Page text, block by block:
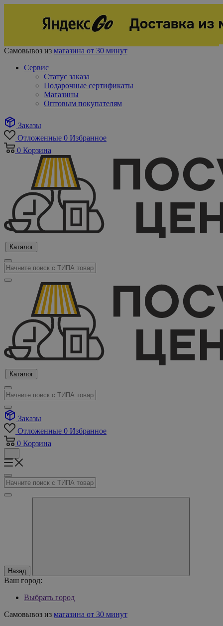
Самовывоз из магазина от 30 минут
Сервис
Статус заказа
Подарочные сертификаты
Магазины
Оптовым покупателям
Заказы
Отложенные 0 Избранное
0 Корзина
Каталог
Каталог
Заказы
Отложенные 0 Избранное
0 Корзина
Назад
Ваш город:
Выбрать город
Самовывоз из магазина от 30 минут